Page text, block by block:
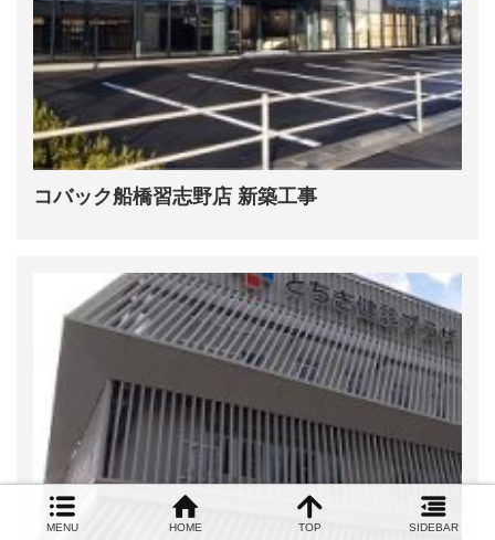
コバック船橋習志野店 新築工事
MENU HOME TOP SIDEBAR